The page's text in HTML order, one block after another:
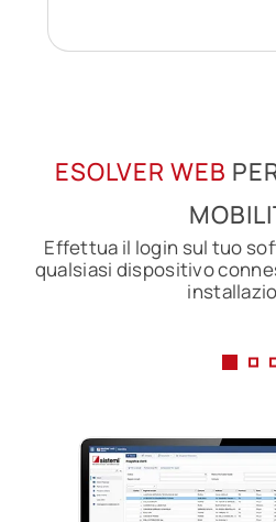
ESOLVER WEB
Effettua il login sul tuo
qualsiasi dispositivo